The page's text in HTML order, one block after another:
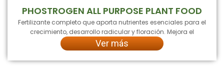
PHOSTROGEN ALL PURPOSE PLANT FOOD
Fertilizante completo que aporta nutrientes esenciales para el
crecimiento, desarrollo radicular y floración. Mejora el
Ver más